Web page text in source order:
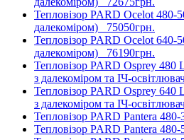
Тепловізор PARD Ocelot 480-
далекоміром) 75050грн.
Тепловізор PARD Ocelot 640-
далекоміром) 76190грн.
Тепловізор PARD Osprey 480
з далекоміром та ІЧ-
Тепловізор PARD Osprey 640
з далекоміром та ІЧ-
Тепловізор PARD Pantera
Тепловізор PARD Pantera